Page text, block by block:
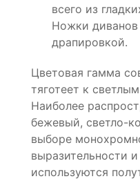
всего из
Ножки диванов
драпировкой.
Цветовая гамма
тяготеет к
Наиболее
бежевый, светло-
выборе
выразительности
используются